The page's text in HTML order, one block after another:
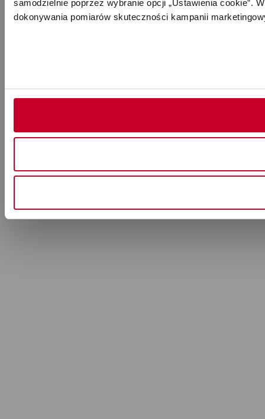
samodzielnie poprzez wybranie opcji „Ustawienia cookie”.
dokonywania pomiarów skuteczności kampanii